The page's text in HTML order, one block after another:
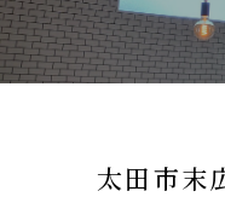
太田市末